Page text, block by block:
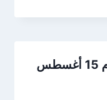
سعر الذهب في تركيا اليوم 15 أغسطس